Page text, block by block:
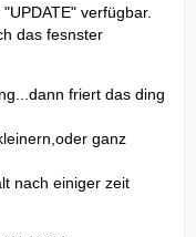
verfügbar.
das fesnster
friert das ding
ganz
nach einiger zeit